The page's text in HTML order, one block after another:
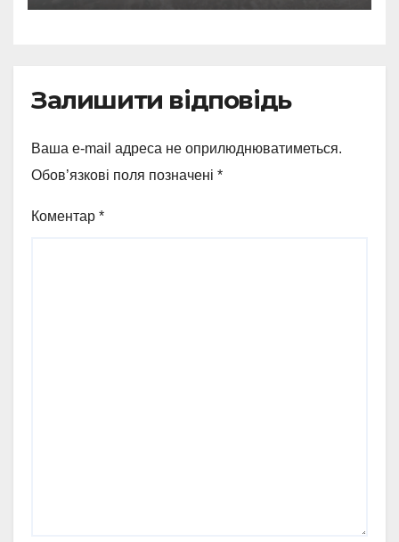
ворожих обстрілів
Залишити відповідь
Ваша e-mail адреса не оприлюднюватиметься.
Обов’язкові поля позначені *
Коментар *